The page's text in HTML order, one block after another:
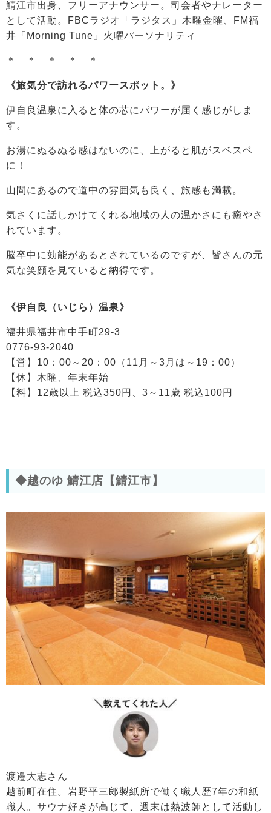
鯖江市出身、フリーアナウンサー。司会者やナレーター
として活動。FBCラジオ「ラジタス」木曜金曜、FM福
井「Morning Tune」火曜パーソナリティ
＊ ＊ ＊ ＊ ＊
《旅気分で訪れるパワースポット。》
伊自良温泉に入ると体の芯にパワーが届く感じがしま
す。
お湯にぬるぬる感はないのに、上がると肌がスベスベ
に！
山間にあるので道中の雰囲気も良く、旅感も満載。
気さくに話しかけてくれる地域の人の温かさにも癒やさ
れています。
脳卒中に効能があるとされているのですが、皆さんの元
気な笑顔を見ていると納得です。
《伊自良（いじら）温泉》
福井県福井市中手町29-3
0776-93-2040
【営】10：00～20：00（11月～3月は～19：00）
【休】木曜、年末年始
【料】12歳以上 税込350円、3～11歳 税込100円
◆越のゆ 鯖江店【鯖江市】
渡邉大志さん
越前町在住。岩野平三郎製紙所で働く職人歴7年の和紙
職人。サウナ好きが高じて、週末は熱波師として活動し